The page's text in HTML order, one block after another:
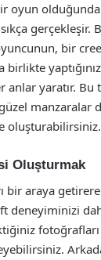
oyun
gerçekleşir.
bir
birlikte
yaratır. Bu
manzaralar
oluşturabilirsiniz.
Oluşturmak
bir araya
deneyiminizi